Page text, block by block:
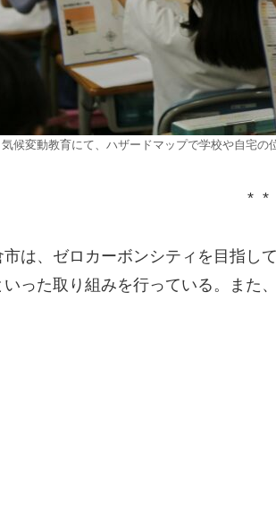
気候変動教育にて、ハザードマップで学校や自宅の
* *
は、ゼロカーボンシティを目指
った取り組みを行っている。ま